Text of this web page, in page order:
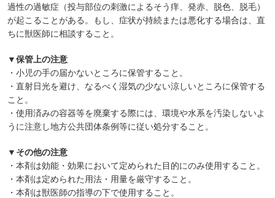
過性の過敏症（投与部位の刺激によるそう痒、発赤、脱色、脱毛）
が起こることがある。もし、症状が持続または悪化する場合は、直
ちに獣医師に相談すること。
▼保管上の注意
・小児の手の届かないところに保管すること。
・直射日光を避け、なるべく湿気の少ない涼しいところに保管する
こと。
・使用済みの容器等を廃棄する際には、環境や水系を汚染しないよ
うに注意し地方公共団体条例等に従い処分すること。
▼その他の注意
・本剤は効能・効果において定められた目的にのみ使用すること。
・本剤は定められた用法・用量を厳守すること。
・本剤は獣医師の指導の下で使用すること。